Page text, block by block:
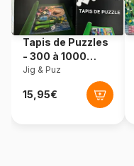
Nombre de pièces
Dimensions
Matière primaire
Tapis de Puzzles
- 300 à 1000
pièces
Jig & Puz